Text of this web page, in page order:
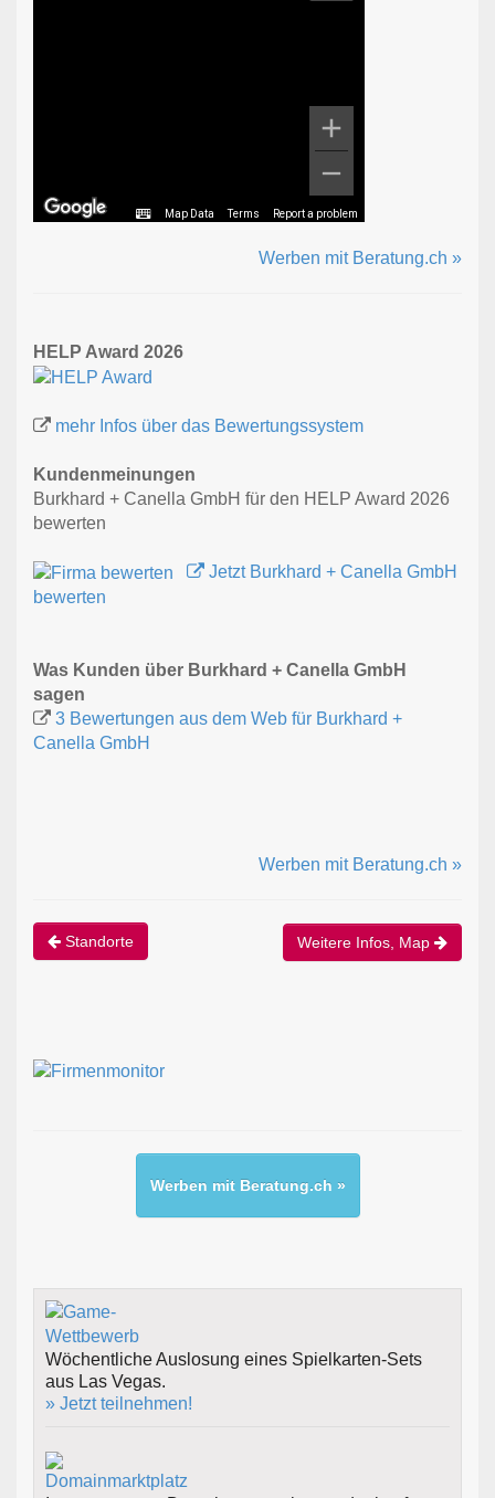
Map Data Terms Report a problem
Werben mit Beratung.ch »
HELP Award 2026
mehr Infos über das Bewertungssystem
Kundenmeinungen
Burkhard + Canella GmbH für den HELP Award 2026
bewerten
Jetzt Burkhard + Canella GmbH
bewerten
Was Kunden über Burkhard + Canella GmbH
sagen
3 Bewertungen aus dem Web für Burkhard +
Canella GmbH
Werben mit Beratung.ch »
Standorte Weitere Infos, Map
Werben mit Beratung.ch »
Wöchentliche Auslosung eines Spielkarten-Sets
aus Las Vegas.
» Jetzt teilnehmen!